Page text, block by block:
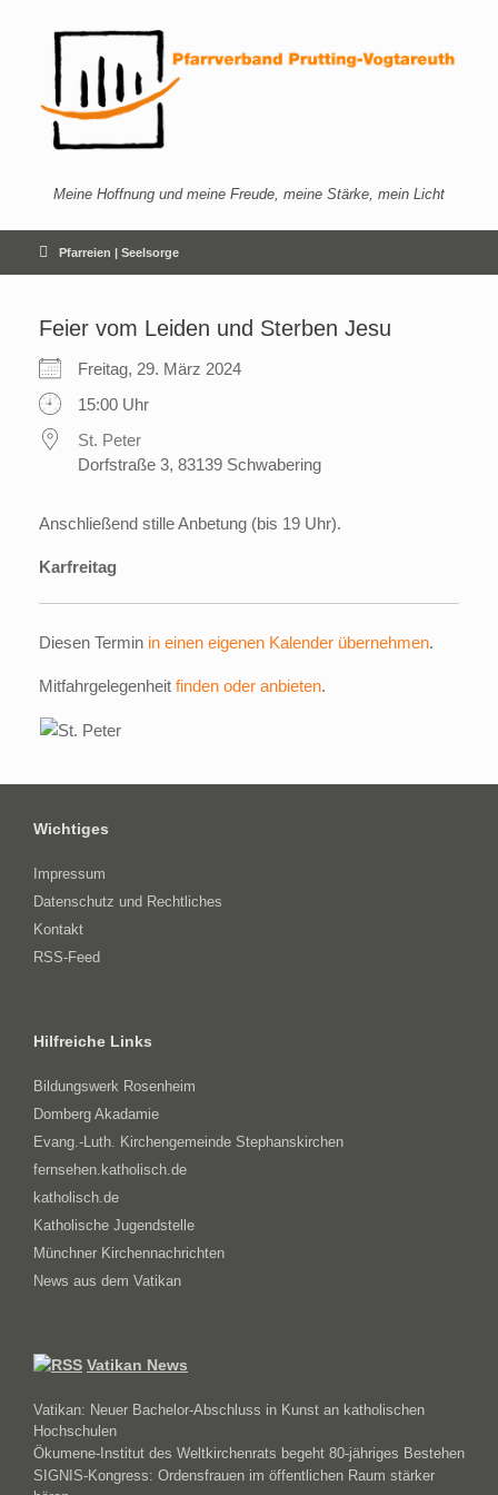
Meine Hoffnung und meine Freude, meine Stärke, mein Licht
Pfarreien | Seelsorge
Feier vom Leiden und Sterben Jesu
Freitag, 29. März 2024
15:00 Uhr
St. Peter
Dorfstraße 3, 83139 Schwabering
Anschließend stille Anbetung (bis 19 Uhr).
Karfreitag
Diesen Termin in einen eigenen Kalender übernehmen.
Mitfahrgelegenheit finden oder anbieten.
Wichtiges
Impressum
Datenschutz und Rechtliches
Kontakt
RSS-Feed
Hilfreiche Links
Bildungswerk Rosenheim
Domberg Akadamie
Evang.-Luth. Kirchengemeinde Stephanskirchen
fernsehen.katholisch.de
katholisch.de
Katholische Jugendstelle
Münchner Kirchennachrichten
News aus dem Vatikan
Vatikan News
Vatikan: Neuer Bachelor-Abschluss in Kunst an katholischen
Hochschulen
Ökumene-Institut des Weltkirchenrats begeht 80-jähriges Bestehen
SIGNIS-Kongress: Ordensfrauen im öffentlichen Raum stärker